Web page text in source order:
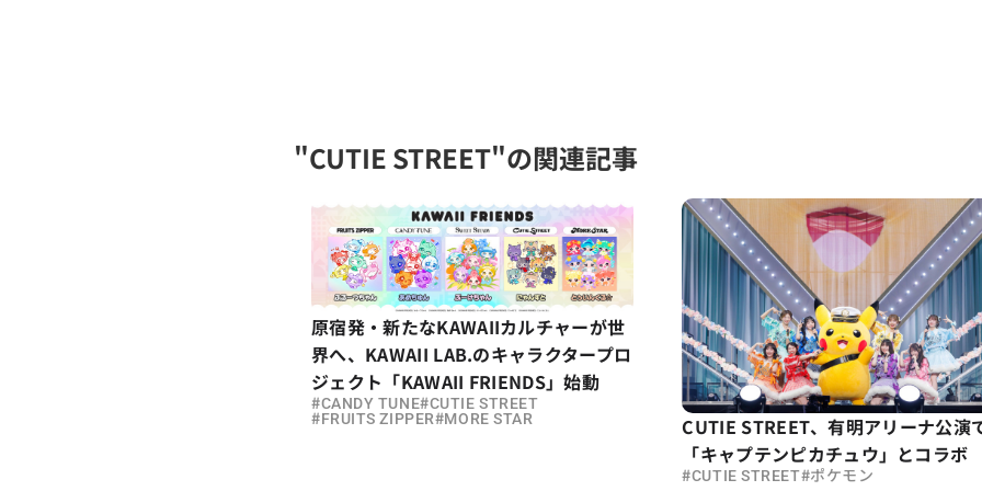
"CUTIE STREET"の関連記事
原宿発・新たなKAWAIIカルチャーが世
界へ、KAWAII LAB.のキャラクタープロ
ジェクト「KAWAII FRIENDS」始動
#CANDY TUNE#CUTIE STREET
#FRUITS ZIPPER#MORE STAR
CUTIE STREET、有明アリーナ公演
「キャプテンピカチュウ」とコラボ
#CUTIE STREET#ポケモン